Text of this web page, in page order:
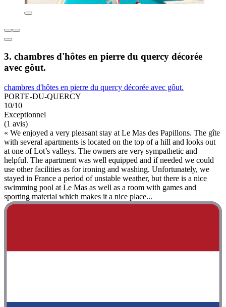
3. chambres d'hôtes en pierre du quercy décorée
avec gôut.
chambres d'hôtes en pierre du quercy décorée avec gôut.
PORTE-DU-QUERCY
10/10
Exceptionnel
(1 avis)
« We enjoyed a very pleasant stay at Le Mas des Papillons. The gîte
with several apartments is located on the top of a hill and looks out
at one of Lot’s valleys. The owners are very sympathetic and
helpful. The apartment was well equipped and if needed we could
use other facilities as for ironing and washing. Unfortunately, we
stayed in France a period of unstable weather, but there is a nice
swimming pool at Le Mas as well as a room with games and
sporting material which makes it a nice place...